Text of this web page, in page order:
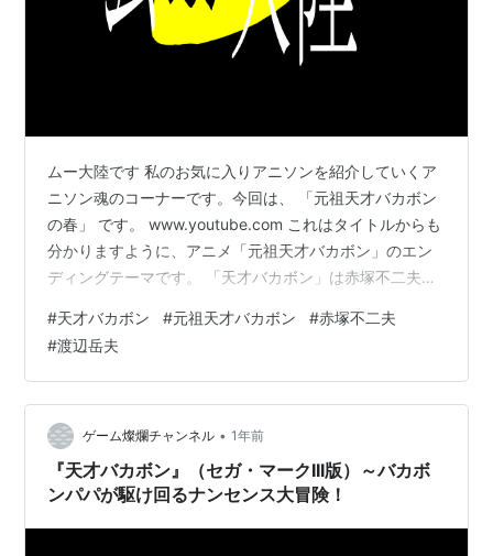
ムー大陸です 私のお気に入りアニソンを紹介していくア
ニソン魂のコーナーです。今回は、 「元祖天才バカボン
の春」 です。 www.youtube.com これはタイトルからも
分かりますように、アニメ「元祖天才バカボン」のエン
ディングテーマです。 「天才バカボン」は赤塚不二夫氏
以上に渡って連載された赤塚氏の代表作とも言える 作品
です。人気作品だけに過去5回アニメ化されていますが、
「元祖天才バカボン」は1975年の2回目のアニメ化作品
です。実はこれより4年前に初めてアニメ化されていま
す。それがアニメ「天才バカボン」です。ただ、このア
ニメは、原作…
#天才バカボン #元祖天才バカボン #赤塚不二夫
#渡辺岳夫
ゲーム燦爛チャンネル • 1年前
『天才バカボン』（セガ・マークIII版）～バカボ
ンパパが駆け回るナンセンス大冒険！